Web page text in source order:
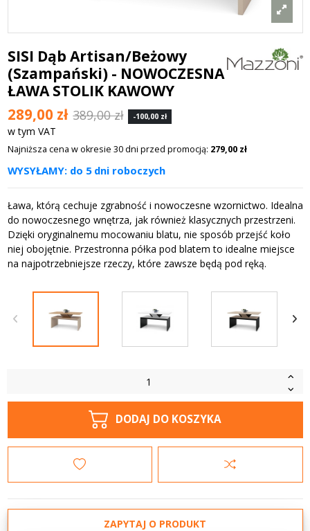
SISI Dąb Artisan/Beżowy
(Szampański) - NOWOCZESNA
ŁAWA STOLIK KAWOWY
289,00 zł 389,00 zł -100,00 zł
w tym VAT
Najniższa cena w okresie 30 dni przed promocją: 279,00 zł
WYSYŁAMY: do 5 dni roboczych
Ława, którą cechuje zgrabność i nowoczesne wzornictwo. Idealna
do nowoczesnego wnętrza, jak również klasycznych przestrzeni.
Dzięki oryginalnemu mocowaniu blatu, nie sposób przejść koło
niej obojętnie. Przestronna półka pod blatem to idealne miejsce
na najpotrzebniejsze rzeczy, które zawsze będą pod ręką.
DODAJ DO KOSZYKA
ZAPYTAJ O PRODUKT